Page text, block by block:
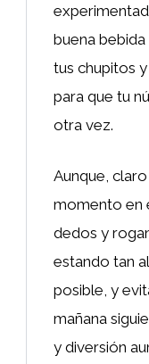
buena
tus chupitos
para que tu
otra vez.
Aunque,
momento en
dedos y
estando tan
posible, y
mañana
y diversión